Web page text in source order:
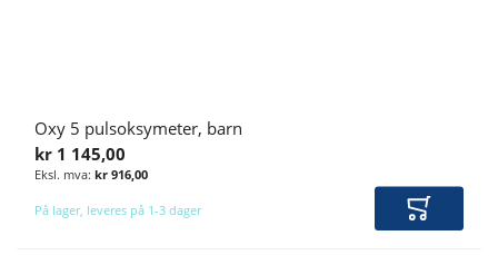
Oxy 5 pulsoksymeter, barn
kr 1 145,00
kr 916,00
På lager, leveres på 1-3 dager Legg i